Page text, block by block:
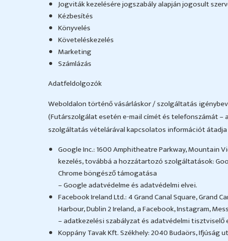
Jogviták kezelésére jogszabály alapján jogosult
Kézbesítés
Könyvelés
Követeléskezelés
Marketing
Számlázás
Adatfeldolgozók
Weboldalon történő vásárláskor / szolgáltatás
(Futárszolgálat esetén e-mail címét és telefonszámát
szolgáltatás vételárával kapcsolatos információt
Google Inc.: 1600 Amphitheatre Parkway, Mountain
kezelés, továbbá a hozzátartozó szolgáltatások:
Chrome böngésző támogatása
– Google adatvédelme és adatvédelmi elvei.
Facebook Ireland Ltd.: 4 Grand Canal Square, Grand
Harbour, Dublin 2 Ireland, a Facebook, Instagram,
– adatkezelési szabályzat és adatvédelmi tisztviselő
Koppány Tavak Kft. Székhely: 2040 Budaörs, Ifjúság